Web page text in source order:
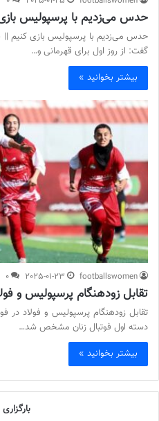
حدس می‌زدیم با پرسپولیس
حدس می‌زدیم با پرسپولیس بازی کنیم ||
گفت: از روز اول برای قهرمانی و…
بیشتر بخوانید »
footballswomen
2025-01-23
0
تقابل زودهنگام پرسپولیس و
تقابل زودهنگام پرسپولیس و فولاد در
دسته اول فوتبال زنان مشخص شد…
بیشتر بخوانید »